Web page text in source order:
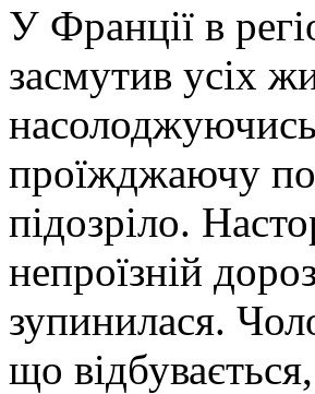
У Франції в
засмутив усіх
проїжджаючу
підозріло.
непроїзній
зупинилася.
що